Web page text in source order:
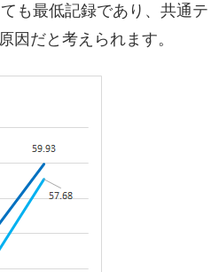
も最低記録であり、共通テ
因だと考えられます。